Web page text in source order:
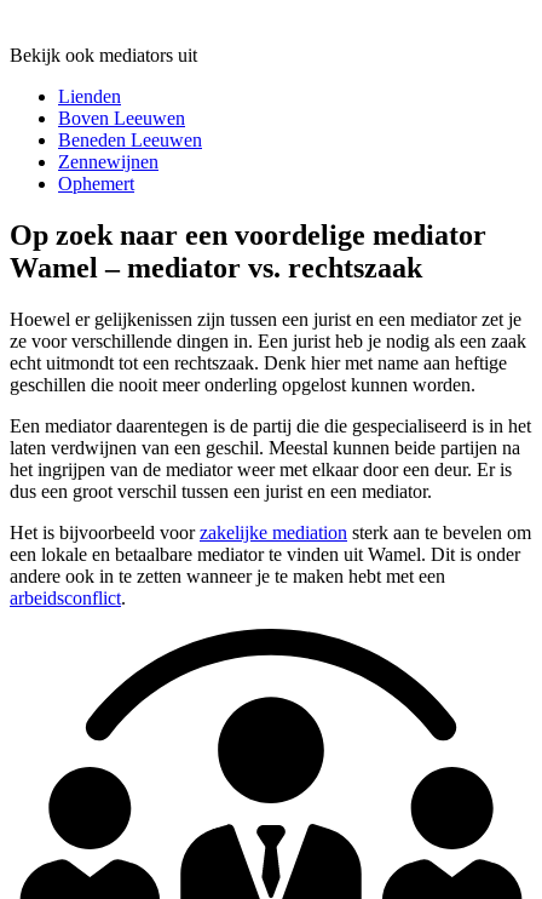
Bekijk ook mediators uit
Lienden
Boven Leeuwen
Beneden Leeuwen
Zennewijnen
Ophemert
Op zoek naar een voordelige mediator
Wamel – mediator vs. rechtszaak
Hoewel er gelijkenissen zijn tussen een jurist en een mediator zet je
ze voor verschillende dingen in. Een jurist heb je nodig als een zaak
echt uitmondt tot een rechtszaak. Denk hier met name aan heftige
geschillen die nooit meer onderling opgelost kunnen worden.
Een mediator daarentegen is de partij die die gespecialiseerd is in het
laten verdwijnen van een geschil. Meestal kunnen beide partijen na
het ingrijpen van de mediator weer met elkaar door een deur. Er is
dus een groot verschil tussen een jurist en een mediator.
Het is bijvoorbeeld voorzakelijke mediation sterk aan te bevelen om
een lokale en betaalbare mediator te vinden uit Wamel. Dit is onder
andere ook in te zetten wanneer je te maken hebt met een
arbeidsconflict.